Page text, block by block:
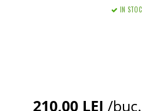
IN STOC
210,00 LEI /buc.